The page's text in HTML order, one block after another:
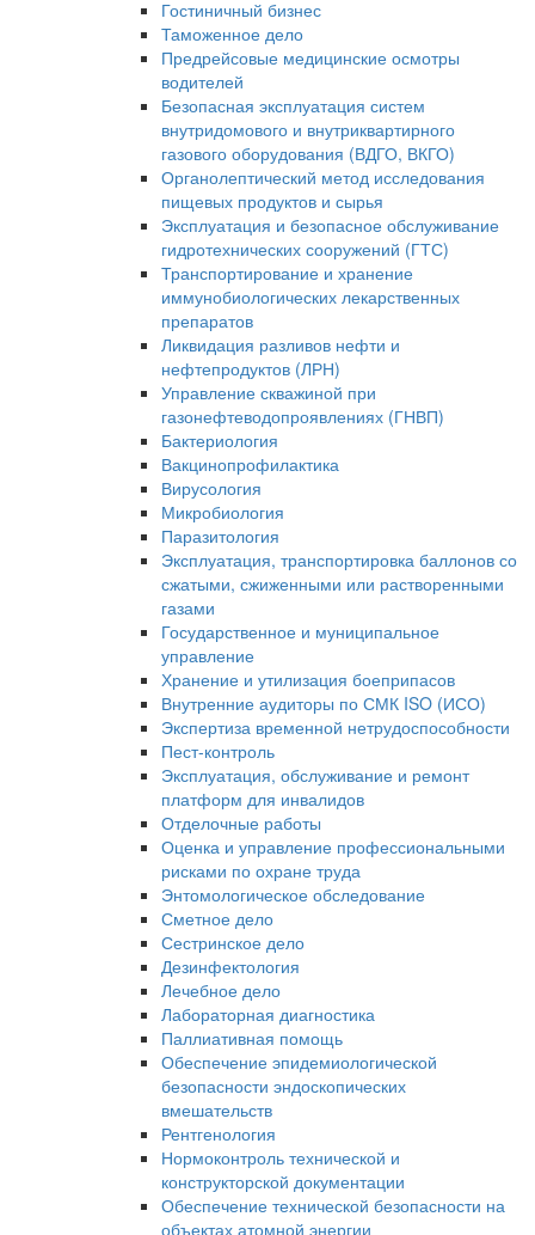
Гостиничный бизнес
Таможенное дело
Предрейсовые медицинские осмотры
водителей
Безопасная эксплуатация систем
внутридомового и внутриквартирного
газового оборудования (ВДГО, ВКГО)
Органолептический метод исследования
пищевых продуктов и сырья
Эксплуатация и безопасное обслуживание
гидротехнических сооружений (ГТС)
Транспортирование и хранение
иммунобиологических лекарственных
препаратов
Ликвидация разливов нефти и
нефтепродуктов (ЛРН)
Управление скважиной при
газонефтеводопроявлениях (ГНВП)
Бактериология
Вакцинопрофилактика
Вирусология
Микробиология
Паразитология
Эксплуатация, транспортировка баллонов со
сжатыми, сжиженными или растворенными
газами
Государственное и муниципальное
управление
Хранение и утилизация боеприпасов
Внутренние аудиторы по СМК ISO (ИСО)
Экспертиза временной нетрудоспособности
Пест-контроль
Эксплуатация, обслуживание и ремонт
платформ для инвалидов
Отделочные работы
Оценка и управление профессиональными
рисками по охране труда
Энтомологическое обследование
Сметное дело
Сестринское дело
Дезинфектология
Лечебное дело
Лабораторная диагностика
Паллиативная помощь
Обеспечение эпидемиологической
безопасности эндоскопических
вмешательств
Рентгенология
Нормоконтроль технической и
конструкторской документации
Обеспечение технической безопасности на
объектах атомной энергии